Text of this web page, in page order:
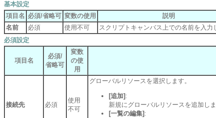
基本設定
項目名 必須/省略可 変数の使用 説明
名前
必須 使用不可
スクリプトキャンバス上での名前を入力
必須設定
項目名
必須/
省略可
変数
の使
用
接続先 必須
使用
不可
グローバルリソースを選択します。
[追加] :
新規にグローバルリソースを追加しま
[一覧の編集] :